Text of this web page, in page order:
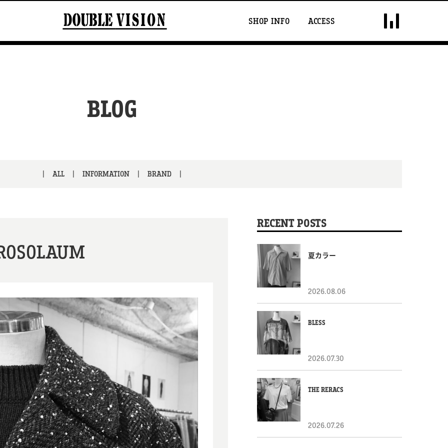
DOUBLE VISION
SHOP INFO ACCESS
BLOG
ALL INFORMATION BRAND
RECENT POSTS
夏カラー
2026.08.06
BLESS
2026.07.30
THE RERACS
2026.07.26